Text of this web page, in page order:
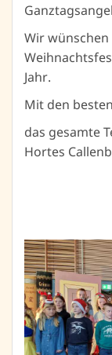
Wir
Jahr.
Mit den
das gesamte
Hortes